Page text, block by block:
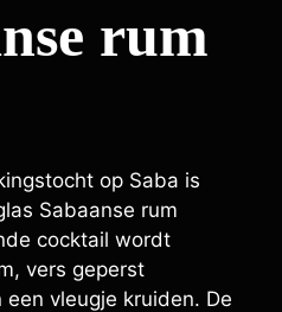
rum
op Saba is
Sabaanse rum
cocktail wordt
vers geperst
vleugje kruiden. De